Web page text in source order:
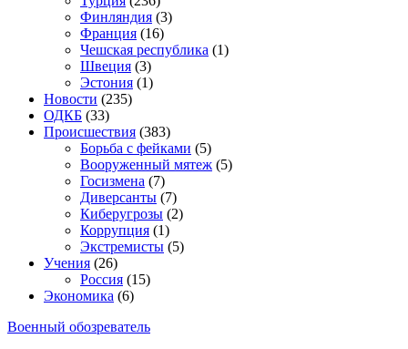
Финляндия (3)
Франция (16)
Чешская республика (1)
Швеция (3)
Эстония (1)
Новости (235)
ОДКБ (33)
Происшествия (383)
Борьба с фейками (5)
Вооруженный мятеж (5)
Госизмена (7)
Диверсанты (7)
Киберугрозы (2)
Коррупция (1)
Экстремисты (5)
Учения (26)
Россия (15)
Экономика (6)
Военный обозреватель